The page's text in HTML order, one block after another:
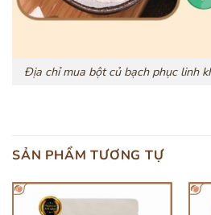
Địa chỉ mua bột củ bạch phục linh
SẢN PHẨM TƯƠNG TỰ